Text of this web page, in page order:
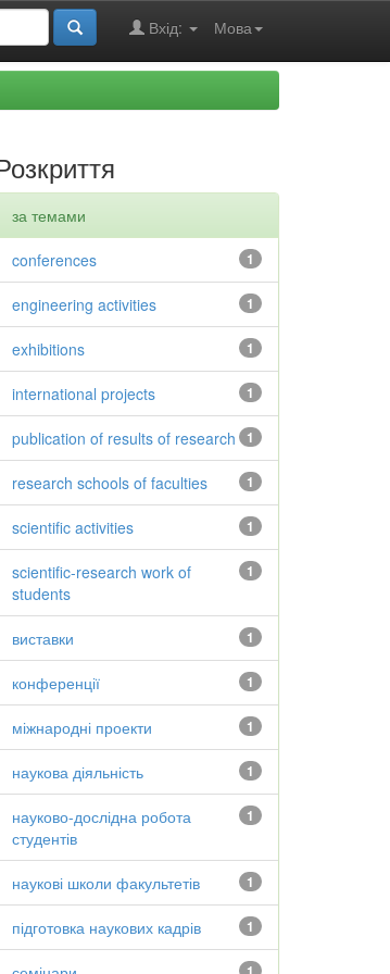
Мова
Вхід:
за темами
1
conferences
1
engineering activities
1
exhibitions
1
international projects
1
publication of results of research
1
research schools of faculties
1
scientific activities
1
scientific-research work of
students
1
виставки
1
конференції
1
міжнародні проекти
1
наукова діяльність
1
науково-дослідна робота
студентів
1
наукові школи факультетів
1
підготовка наукових кадрів